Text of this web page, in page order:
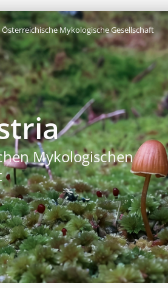
Österreichische Mykologische Gesellschaft
Mykologischen